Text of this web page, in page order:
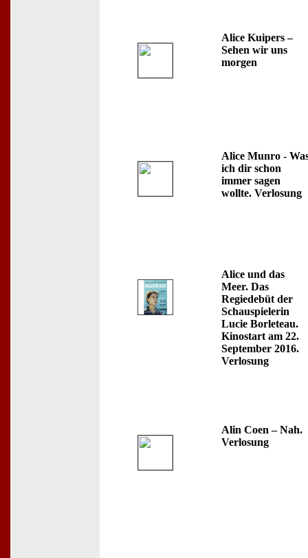
Alice Kuipers –
Sehen wir uns
morgen
Alice Munro -
ich dir schon
immer sagen
wollte. Verlosung
Alice und das
Meer. Das
Regiedebüt der
Schauspielerin
Lucie Borleteau.
Kinostart am 22.
September 2016.
Verlosung
Alin Coen – Nah.
Verlosung